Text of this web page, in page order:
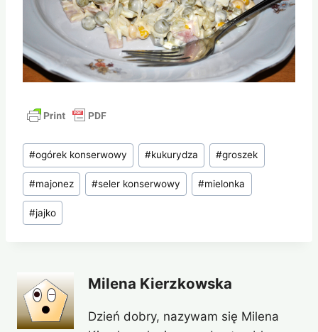
Tagi
wpisu:
#ogórek konserwowy #kukurydza #groszek
#majonez #seler konserwowy #mielonka
#jajko
Milena Kierzkowska
Dzień dobry, nazywam się Milena